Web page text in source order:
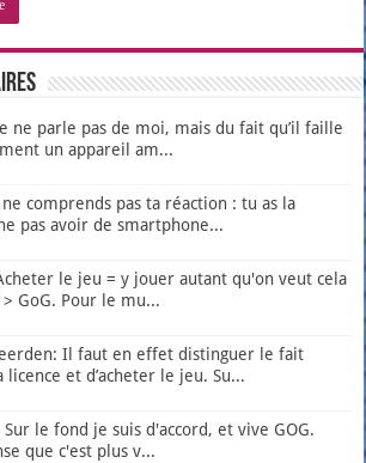
ne parle pas de moi, mais du fait qu’il faille
un appareil am...
comprends pas ta réaction : tu as la
pas avoir de smartphone...
le jeu = y jouer autant qu'on veut cela
GoG. Pour le mu...
Il faut en effet distinguer le fait
licence et d’acheter le jeu. Su...
Sur le fond je suis d'accord, et vive GOG.
que c'est plus v...